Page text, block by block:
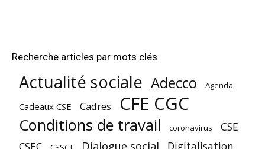
Recherche articles par mots clés
Actualité sociale Adecco Agenda
Cadeaux CSE Cadres CFE CGC
Conditions de travail coronavirus CSE
CSEC Dialogue social Digitalisation